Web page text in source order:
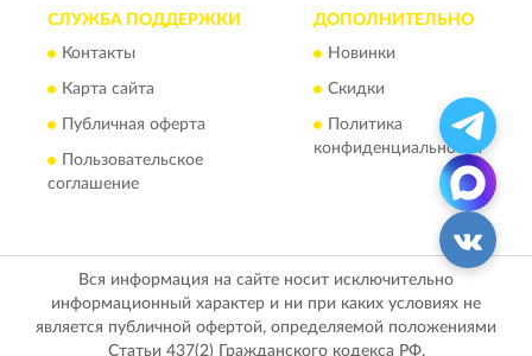
СЛУЖБА ПОДДЕРЖКИ
Контакты
Карта сайта
Публичная оферта
Пользовательское
соглашение
ДОПОЛНИТЕЛЬНО
Новинки
Скидки
Политика
конфиденциальности
Вся информация на сайте носит исключительно
информационный характер и ни при каких условиях не
является публичной офертой, определяемой положениями
Статьи 437(2) Гражданского кодекса РФ.